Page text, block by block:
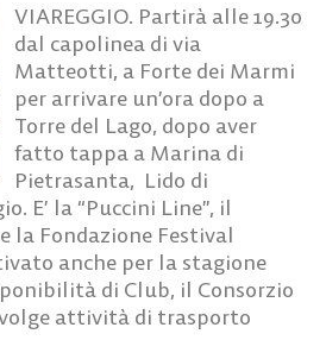
VIAREGGIO. Partirà alle 19.30
dal capolinea di via
Matteotti, a Forte dei Marmi
per arrivare un’ora dopo a
Torre del Lago, dopo aver
fatto tappa a Marina di
Pietrasanta, Lido di
E’ la “Puccini Line”, il
la Fondazione Festival
anche per la stagione
di Club, il Consorzio
attività di trasporto